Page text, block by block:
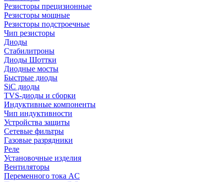
Резисторы прецизионные
Резисторы мощные
Резисторы подстроечные
Чип резисторы
Диоды
Стабилитроны
Диоды Шоттки
Диодные мосты
Быстрые диоды
SiC диоды
TVS-диоды и сборки
Индуктивные компоненты
Чип индуктивности
Устройства защиты
Сетевые фильтры
Газовые разрядники
Реле
Установочные изделия
Вентиляторы
Переменного тока AC